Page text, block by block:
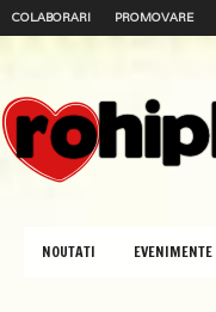
COLABORARI PROMOVARE
NOUTATI EVENIMENTE